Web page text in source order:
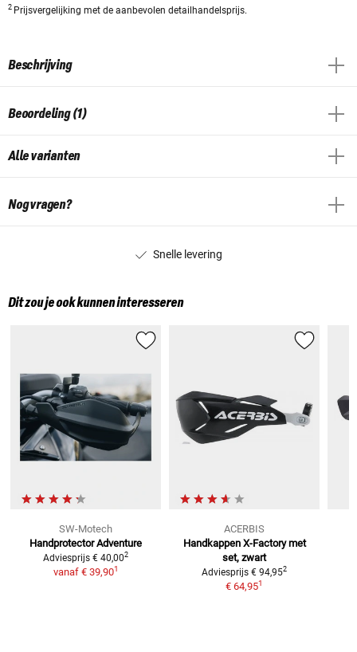
2 Prijsvergelijking met de aanbevolen detailhandelsprijs.
Beschrijving
Beoordeling (1)
Alle varianten
Nog vragen?
Snelle levering
Dit zou je ook kunnen interesseren
SW-Motech
Handprotector Adventure
Adviesprijs € 40,002
vanaf € 39,901
ACERBIS
Handkappen X-Factory met
set, zwart
Adviesprijs € 94,952
€ 64,951